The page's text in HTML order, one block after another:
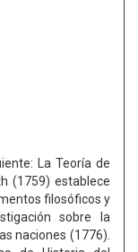
La Teoría de
(1759) establece
filosóficos y
sobre la
naciones (1776).